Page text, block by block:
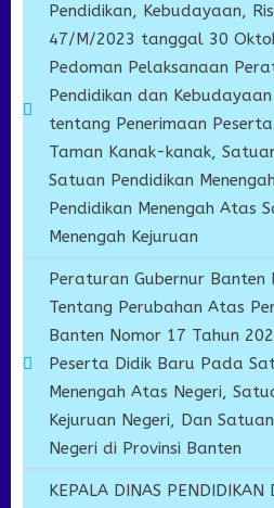
Pendidikan, Kebudayaan,
47/M/2023 tanggal 30
Pedoman Pelaksanaan
Pendidikan dan
tentang Penerimaan
Taman Kanak-kanak,
Satuan Pendidikan
Pendidikan Menengah Atas
Menengah Kejuruan
Peraturan Gubernur Banten
Tentang Perubahan Atas
Banten Nomor 17 Tahun
Peserta Didik Baru Pada
Menengah Atas Negeri,
Kejuruan Negeri, Dan
Negeri di Provinsi Banten
KEPALA DINAS PENDIDIKAN